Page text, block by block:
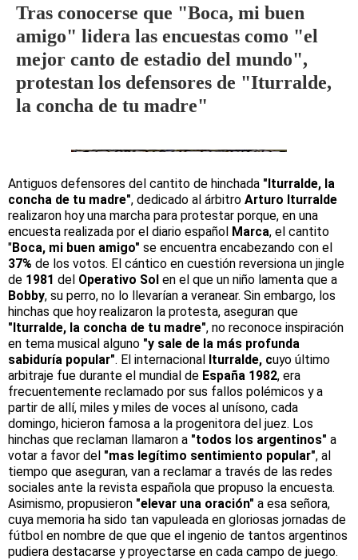
Tras conocerse que "Boca, mi buen
amigo" lidera las encuestas como "el
mejor canto de estadio del mundo",
protestan los defensores de "Iturralde,
la concha de tu madre"
Antiguos defensores del cantito de hinchada "Iturralde, la
concha de tu madre", dedicado al árbitro Arturo Iturralde
realizaron hoy una marcha para protestar porque, en una
encuesta realizada por el diario español Marca, el cantito
"Boca, mi buen amigo" se encuentra encabezando con el
37% de los votos. El cántico en cuestión reversiona un jingle
de 1981 del Operativo Sol en el que un niño lamenta que a
Bobby, su perro, no lo llevarían a veranear. Sin embargo, los
hinchas que hoy realizaron la protesta, aseguran que
"Iturralde, la concha de tu madre", no reconoce inspiración
en tema musical alguno "y sale de la más profunda
sabiduría popular". El internacional Iturralde, cuyo último
arbitraje fue durante el mundial de España 1982, era
frecuentemente reclamado por sus fallos polémicos y a
partir de allí, miles y miles de voces al unísono, cada
domingo, hicieron famosa a la progenitora del juez. Los
hinchas que reclaman llamaron a "todos los argentinos" a
votar a favor del "mas legítimo sentimiento popular", al
tiempo que aseguran, van a reclamar a través de las redes
sociales ante la revista española que propuso la encuesta.
Asimismo, propusieron "elevar una oración" a esa señora,
cuya memoria ha sido tan vapuleada en gloriosas jornadas de
fútbol en nombre de que que el ingenio de tantos argentinos
pudiera destacarse y proyectarse en cada campo de juego.